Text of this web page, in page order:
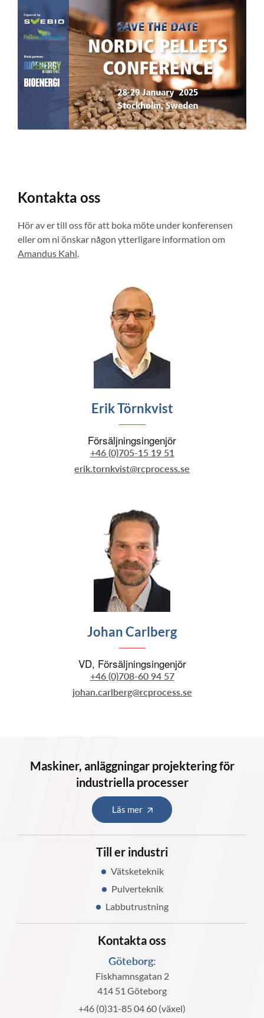
Kontakta oss
Hör av er till oss för att boka möte under konferensen
eller om ni önskar någon ytterligare information om
Amandus Kahl.
Erik Törnkvist
Försäljningsingenjör
+46 (0)705-15 19 51
erik.tornkvist@rcprocess.se
Johan Carlberg
VD, Försäljningsingenjör
+46 (0)708-60 94 57
johan.carlberg@rcprocess.se
Maskiner, anläggningar projektering för
industriella processer
Läs mer
Till er industri
Vätsketeknik
Pulverteknik
Labbutrustning
Kontakta oss
Göteborg:
Fiskhamnsgatan 2
414 51 Göteborg
+46 (0)31-85 04 60 (växel)